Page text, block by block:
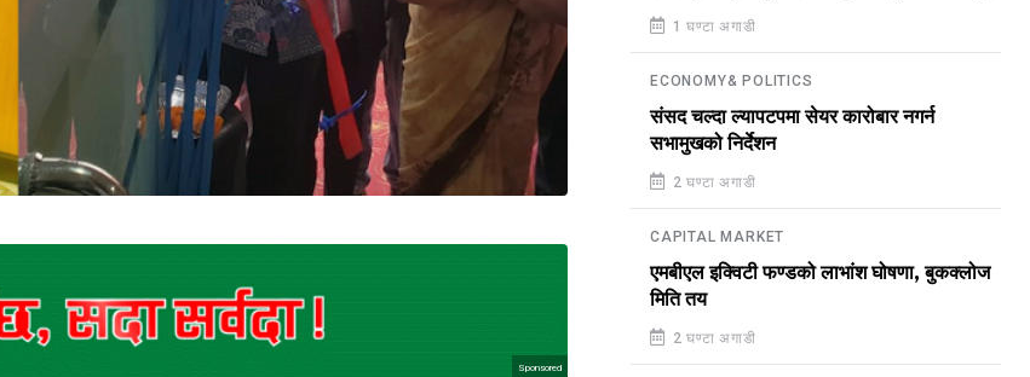
Sponsored
1 घण्टा अगाडी
ECONOMY& POLITICS
संसद चल्दा ल्यापटपमा सेयर कारोबार नगर्न
सभामुखको निर्देशन
2 घण्टा अगाडी
CAPITAL MARKET
एमबीएल इक्विटी फण्डको लाभांश घोषणा, बुकक्लोज
मिति तय
2 घण्टा अगाडी